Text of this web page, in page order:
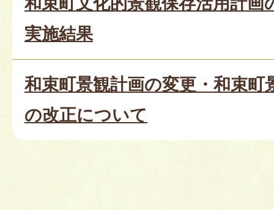
実施結果
和束町景観計画の変更・和束町
の改正について